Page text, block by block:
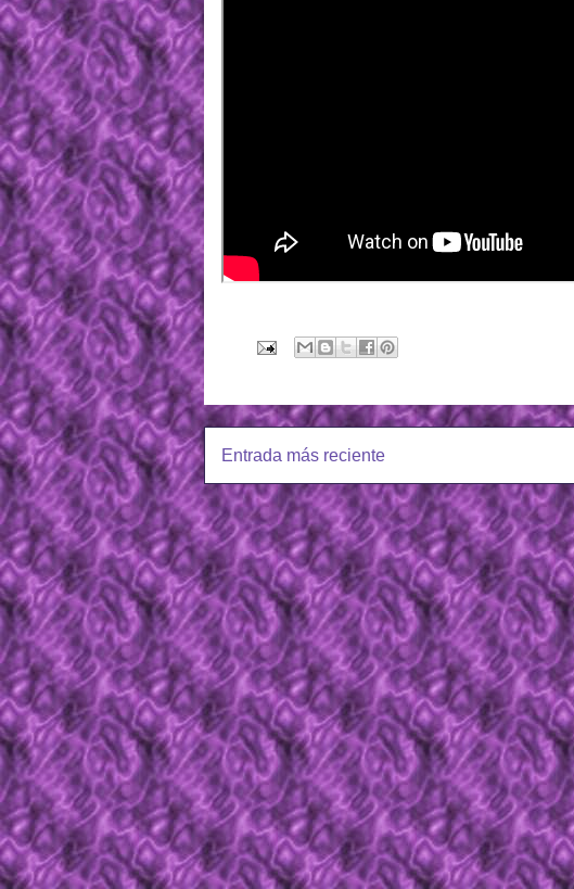
Entrada más reciente